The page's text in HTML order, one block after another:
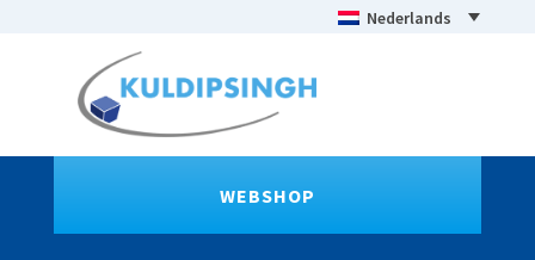
Nederlands
WEBSHOP